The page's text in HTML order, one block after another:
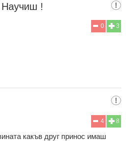
!
3
0
8
4
какъв друг принос имаш